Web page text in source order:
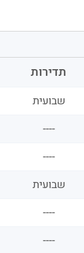
תדירות
שבועית
----
----
שבועית
----
----